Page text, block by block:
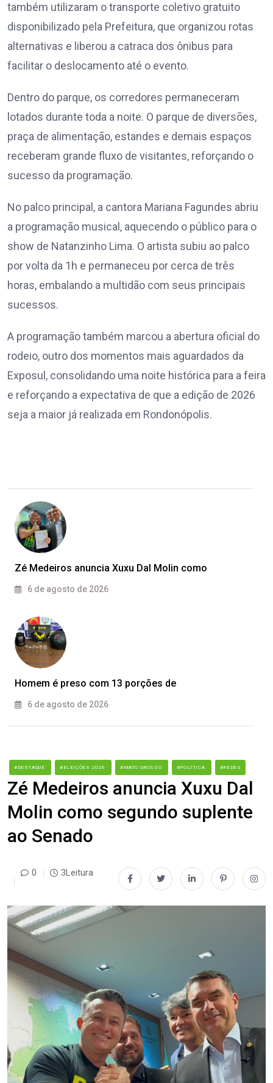
também utilizaram o transporte coletivo gratuito
disponibilizado pela Prefeitura, que organizou rotas
alternativas e liberou a catraca dos ônibus para
facilitar o deslocamento até o evento.
Dentro do parque, os corredores permaneceram
lotados durante toda a noite. O parque de diversões,
praça de alimentação, estandes e demais espaços
receberam grande fluxo de visitantes, reforçando o
sucesso da programação.
No palco principal, a cantora Mariana Fagundes abriu
a programação musical, aquecendo o público para o
show de Natanzinho Lima. O artista subiu ao palco
por volta da 1h e permaneceu por cerca de três
horas, embalando a multidão com seus principais
sucessos.
A programação também marcou a abertura oficial do
rodeio, outro dos momentos mais aguardados da
Exposul, consolidando uma noite histórica para a feira
e reforçando a expectativa de que a edição de 2026
seja a maior já realizada em Rondonópolis.
Zé Medeiros anuncia Xuxu Dal Molin como
6 de agosto de 2026
Homem é preso com 13 porções de
6 de agosto de 2026
#DESTAQUE #ELEIÇÕES 2026 #MATO GROSSO #POLÍTICA #REDES
Zé Medeiros anuncia Xuxu Dal
Molin como segundo suplente
ao Senado
0 3Leitura